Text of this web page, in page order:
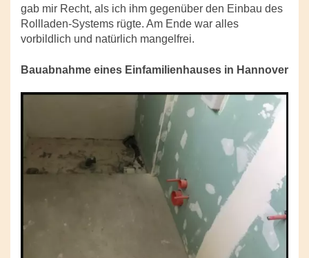
gab mir Recht, als ich ihm gegenüber den Einbau des
Rollladen-Systems rügte. Am Ende war alles
vorbildlich und natürlich mangelfrei.
Bauabnahme eines Einfamilienhauses in Hannover